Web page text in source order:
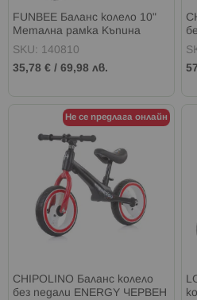
FUNBEE Баланс колело 10"
Метална рамка Къпина
SKU: 140810
35,78 € / 69,98 лв.
Не се предлага онлайн
CHIPOLINO Баланс колело
без педали ENERGY ЧЕРВЕН